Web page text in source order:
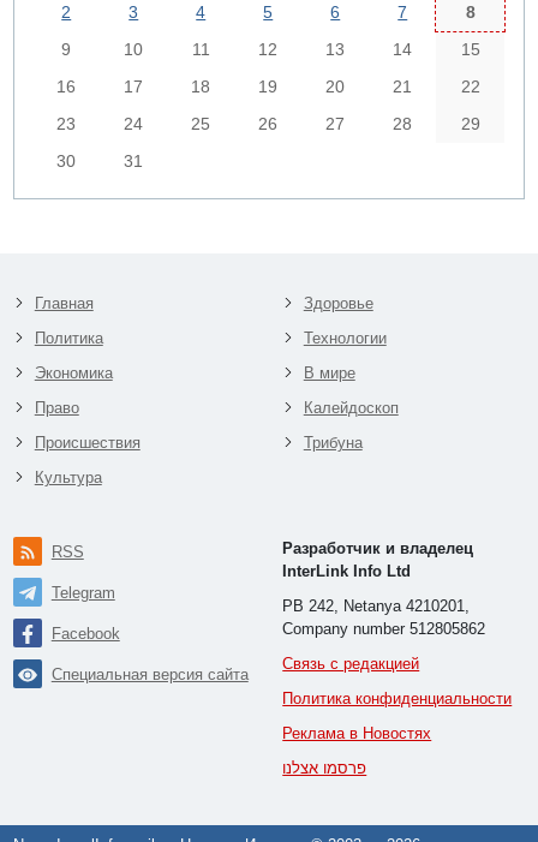
2
3 4 5 6 7
8
9
10 11 12 13 14
15
16
17 18 19 20 21
22
23
24 25 26 27 28
29
30
31
Главная
Политика
Экономика
Право
Происшествия
Культура
Здоровье
Технологии
В мире
Калейдоскоп
Трибуна
RSS
Telegram
Facebook
Специальная версия сайта
Разработчик и владелец
InterLink Info Ltd
PB 242, Netanya 4210201,
Company number 512805862
Связь с редакцией
Политика конфиденциальности
Реклама в Новостях
פרסמו אצלנו